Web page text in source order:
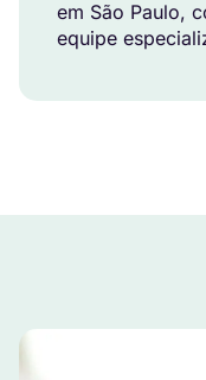
em São Paulo,
equipe